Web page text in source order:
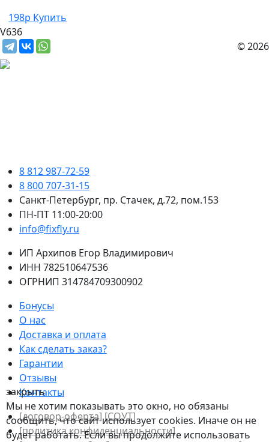
закрыть
Мы не хотим показывать это окно, но обязаны
сообщить, что сайт использует cookies. Иначе он не
будет работать. Если вы продолжите использовать
198р Купить
V636
© 2026
8 812 987-72-59
8 800 707-31-15
Санкт-Петербург, пр. Стачек, д.72, пом.153
ПН-ПТ 11:00-20:00
info@fixfly.ru
ИП Архипов Егор Владимирович
ИНН 782510647536
ОГРНИП 314784709300902
Бонусы
О нас
Доставка и оплата
Как сделать заказ?
Гарантии
Отзывы
Контакты
[договор-оферта] [СОУТ]
[политикa конфиденциальности]